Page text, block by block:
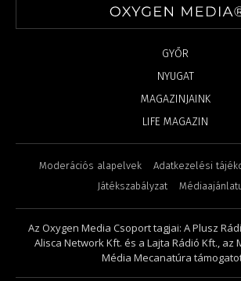
GYŐR
NYUGAT
MAGAZINJAINK
LIFE MAGAZIN
Moderációs alapelvek Adatkezelési
Játékszabályzat
Az Oxygen Media Csoport tagjai: A Plusz
Alisca Network Kft. és a Lajta Rádió Kft., az
Média Mecanatúra